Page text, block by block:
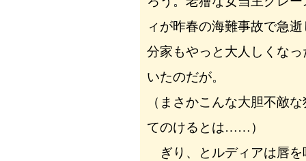
ィが昨春の海難事故で急
分家もやっと大人しくな
いたのだが。
（まさかこんな大胆不敵
てのけるとは……）
ぎり、とルディアは唇を